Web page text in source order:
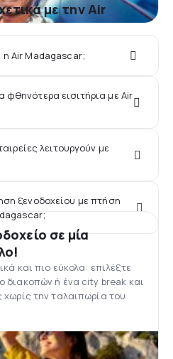
με την Air
Air Madagascar;
εισιτήρια με Air
λειτουργούν με
ξενοδοχείου με πτήση
σε μία
και πιο εύκολα: επιλέξτε
διακοπών ή ένα city break και
την ταλαιπωρία του